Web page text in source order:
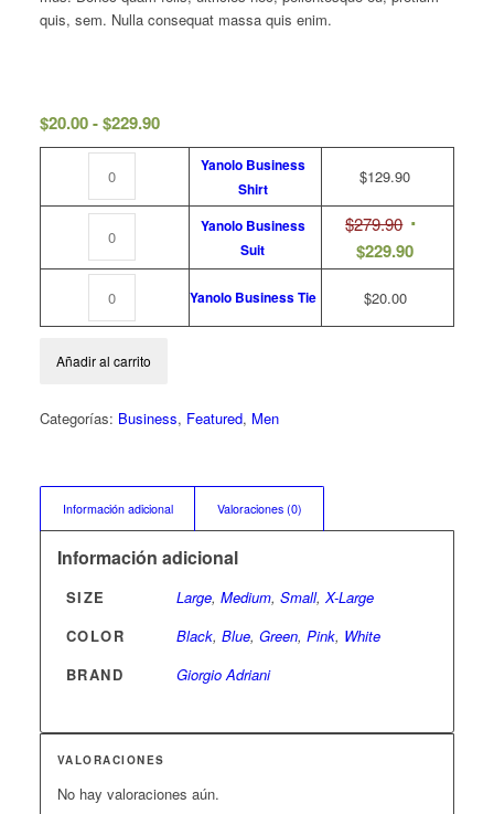
quis, sem. Nulla consequat massa quis enim.
$20.00-$229.90Rango
de
precios:
desde
$20.00
Yanolo Business
Shirt
$129.90
Yanolo Business
Suit
$279.90
$229.90
Yanolo Business Tie $20.00
Añadir al carrito
Categorías: Business, Featured, Men
Información adicional Valoraciones (0)
Información adicional
SIZE Large, Medium, Small, X-Large
COLOR
Black, Blue, Green, Pink, White
BRAND
Giorgio Adriani
VALORACIONES
No hay valoraciones aún.